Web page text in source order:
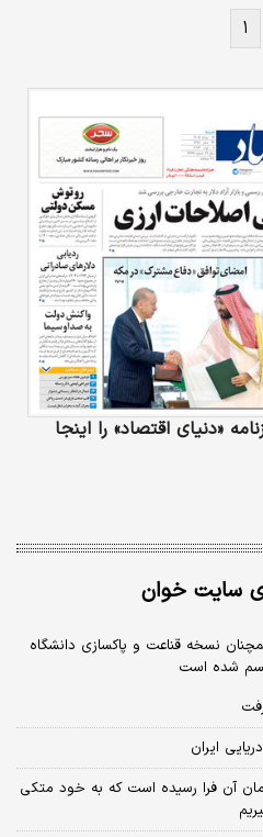
۱
«دنیای‌ اقتصاد» را اینجا
سایت خوان
نسخه قناعت و پاکسازی دانشگاه
شده است
ایران
آن فرا رسیده است که به خود متکی